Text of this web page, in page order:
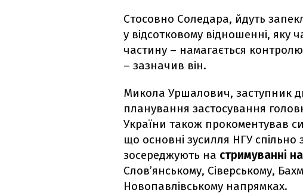
Стосовно Соледара, йдуть
у відсотковому відношенні, яку
частину – намагається
– зазначив він.
Микола Уршалович, заступник
планування застосування
України також прокоментував
що основні зусилля НГУ спільно
зосереджують на стримуванні
Слов’янському, Сіверському,
Новопавлівському напрямках.